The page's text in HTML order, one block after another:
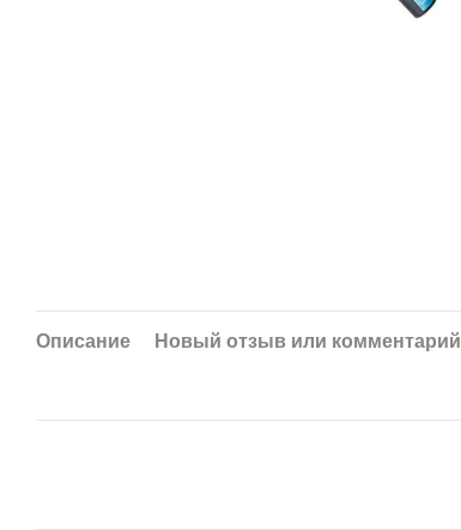
Описание Новый отзыв или комментарий